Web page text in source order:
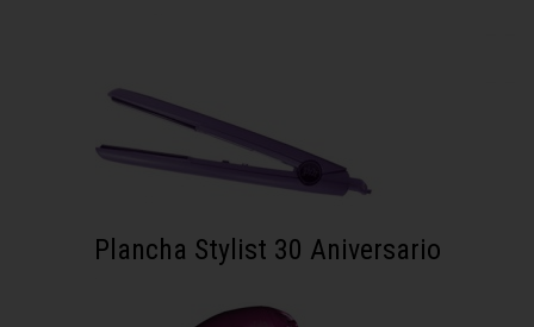
Plancha Stylist 30 Aniversario